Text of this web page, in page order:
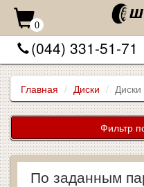
0
(044) 331-51-71
Главная Диски
Фильтр
По заданным